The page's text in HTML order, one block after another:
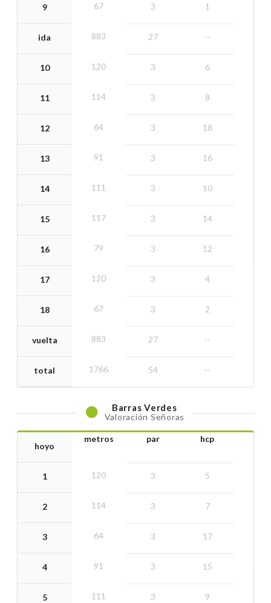
9
ida
10
11
12
13
14
15
16
17
18
vuelta
total
67
883
120
114
64
91
111
117
79
120
67
883
1766
3
27
3
3
3
3
3
3
3
3
3
27
54
1
--
6
8
18
16
10
14
12
4
2
--
--
BarrasVerdes
Valoración Señoras
hoyo
1
2
3
4
5
metros
120
114
64
91
111
par
3
3
3
3
3
hcp
5
7
17
15
9